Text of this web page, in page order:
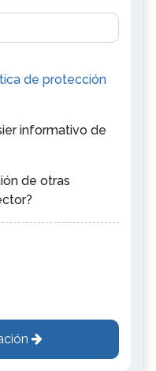
de protección
informativo de
de otras